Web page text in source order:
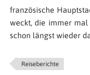
französische
weckt, die immer
schon längst wieder
Reiseberichte